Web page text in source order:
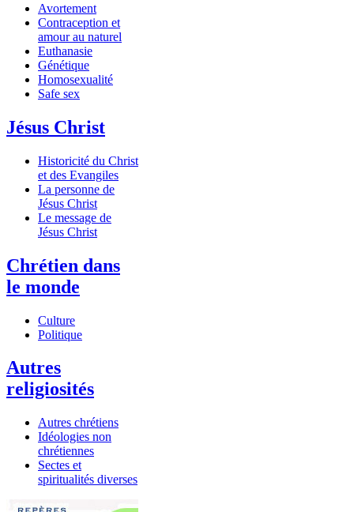
Avortement
Contraception et
amour au naturel
Euthanasie
Génétique
Homosexualité
Safe sex
Jésus Christ
Historicité du Christ
et des Evangiles
La personne de
Jésus Christ
Le message de
Jésus Christ
Chrétien dans
le monde
Culture
Politique
Autres
religiosités
Autres chrétiens
Idéologies non
chrétiennes
Sectes et
spiritualités diverses